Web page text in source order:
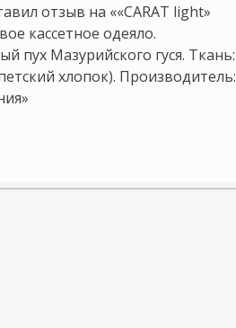
отзыв на ««CARAT light»
кассетное одеяло.
пух Мазурийского гуся. Ткань:
хлопок). Производитель: